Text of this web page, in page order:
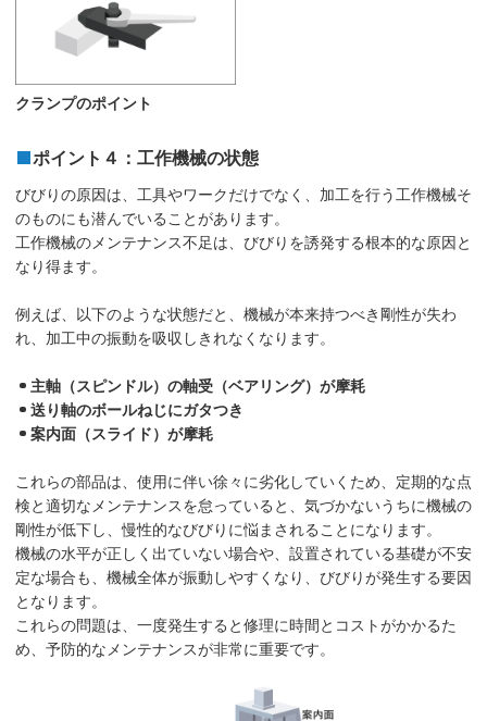
クランプのポイント
ポイント４：工作機械の状態
びびりの原因は、工具やワークだけでなく、加工を行う工作機械そ
のものにも潜んでいることがあります。
工作機械のメンテナンス不足は、びびりを誘発する根本的な原因と
なり得ます。
例えば、以下のような状態だと、機械が本来持つべき剛性が失わ
れ、加工中の振動を吸収しきれなくなります。
主軸（スピンドル）の軸受（ベアリング）が摩耗
送り軸のボールねじにガタつき
案内面（スライド）が摩耗
これらの部品は、使用に伴い徐々に劣化していくため、定期的な点
検と適切なメンテナンスを怠っていると、気づかないうちに機械の
剛性が低下し、慢性的なびびりに悩まされることになります。
機械の水平が正しく出ていない場合や、設置されている基礎が不安
定な場合も、機械全体が振動しやすくなり、びびりが発生する要因
となります。
これらの問題は、一度発生すると修理に時間とコストがかかるた
め、予防的なメンテナンスが非常に重要です。